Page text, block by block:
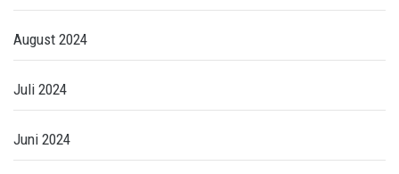
August 2024
Juli 2024
Juni 2024